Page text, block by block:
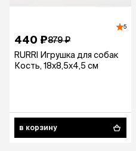
5
440 ₽879 ₽
RURRI Игрушка для собак
Кость, 18х8,5х4,5 см
в корзину